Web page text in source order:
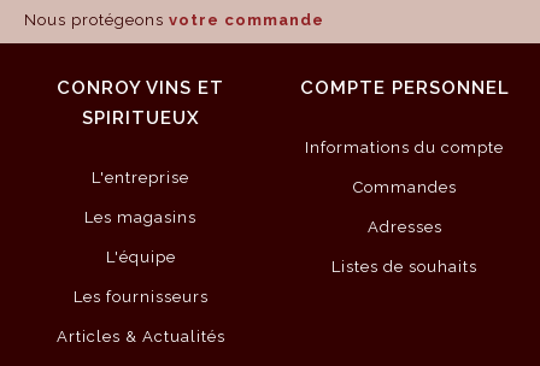
Nous protégeons votre commande
CONROY VINS ET
SPIRITUEUX
L'entreprise
Les magasins
L'équipe
Les fournisseurs
Articles & Actualités
COMPTE PERSONNEL
Informations du compte
Commandes
Adresses
Listes de souhaits